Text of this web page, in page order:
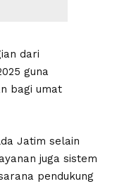
dari
guna
bagi umat
Jatim selain
juga sistem
pendukung